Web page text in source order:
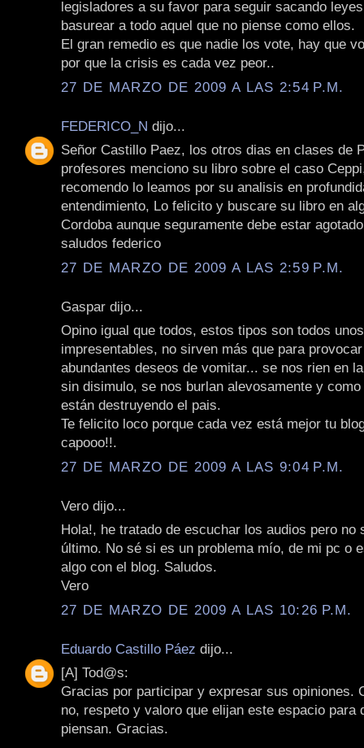
legisladores a su favor para seguir sacando
basurear a todo aquel que no piense como ellos.
El gran remedio es que nadie los vote, hay que
por que la crisis es cada vez peor..
27 DE MARZO DE 2009 A LAS 2:54 P.M.
FEDERICO_N dijo...
Señor Castillo Paez, los otros dias en clases de
profesores menciono su libro sobre el caso
recomendo lo leamos por su analisis en
entendimiento, Lo felicito y buscare su libro en
Cordoba aunque seguramente debe estar
saludos federico
27 DE MARZO DE 2009 A LAS 2:59 P.M.
Gaspar dijo...
Opino igual que todos, estos tipos son todos unos
impresentables, no sirven más que para
abundantes deseos de vomitar... se nos rien en
sin disimulo, se nos burlan alevosamente y
están destruyendo el pais.
Te felicito loco porque cada vez está mejor tu
capooo!!.
27 DE MARZO DE 2009 A LAS 9:04 P.M.
Vero dijo...
Hola!, he tratado de escuchar los audios pero no
último. No sé si es un problema mío, de mi pc o
algo con el blog. Saludos.
Vero
27 DE MARZO DE 2009 A LAS 10:26 P.M.
Eduardo Castillo Páez dijo...
[A] Tod@s:
Gracias por participar y expresar sus opiniones.
no, respeto y valoro que elijan este espacio para
piensan. Gracias.